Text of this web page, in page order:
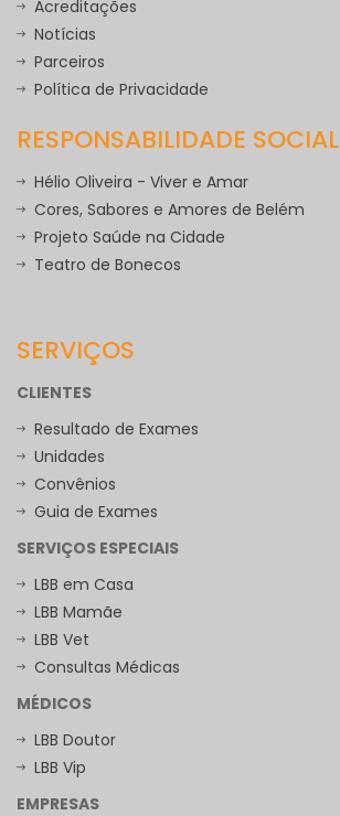
Acreditações
Notícias
Parceiros
Política de Privacidade
RESPONSABILIDADE SOCIAL
Hélio Oliveira - Viver e Amar
Cores, Sabores e Amores de Belém
Projeto Saúde na Cidade
Teatro de Bonecos
SERVIÇOS
CLIENTES
Resultado de Exames
Unidades
Convênios
Guia de Exames
SERVIÇOS ESPECIAIS
LBB em Casa
LBB Mamãe
LBB Vet
Consultas Médicas
MÉDICOS
LBB Doutor
LBB Vip
EMPRESAS